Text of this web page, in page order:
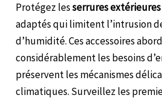
Protégez lesserrures extérieures
adaptés qui limitent l’intrusion
d’humidité. Ces accessoires
considérablement les besoins
préservent les mécanismes
climatiques. Surveillez les